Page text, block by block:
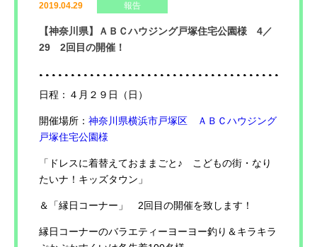
2019.04.29 報告
【神奈川県】ＡＢＣハウジング戸塚住宅公園様 4／
29 2回目の開催！
日程：４月２９日（日）
開催場所： 神奈川県横浜市戸塚区 ＡＢＣハウジング
戸塚住宅公園様
「ドレスに着替えておままごと♪ こどもの街・なり
たいナ！キッズタウン」
＆「縁日コーナー」 2回目の開催を致します！
縁日コーナーのバラエティーヨーヨー釣り＆キラキラ